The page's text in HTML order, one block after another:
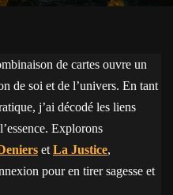
de cartes ouvre un
de soi et de l’univers. En tant
j’ai décodé les liens
Explorons
et La Justice,
pour en tirer sagesse et